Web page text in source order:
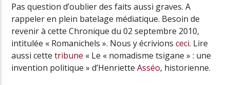
Pas question d’oublier des faits aussi graves. A
rappeler en plein batelage médiatique. Besoin de
revenir à cette Chronique du 02 septembre 2010,
intitulée « Romanichels ». Nous y écrivionsceci. Lire
aussi cettetribune « Le « nomadisme tsigane » : une
invention politique » d’HenrietteAsséo, historienne.